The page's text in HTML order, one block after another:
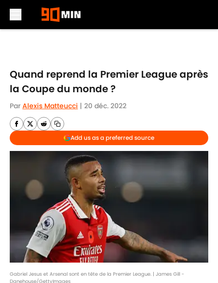
Quand reprend la Premier League après
la Coupe du monde ?
Par Alexis Matteucci | 20 déc. 2022
Add us as a preferred source
Gabriel Jesus et Arsenal sont en tête de la Premier League. | James Gill -
Danehouse/GettyImages